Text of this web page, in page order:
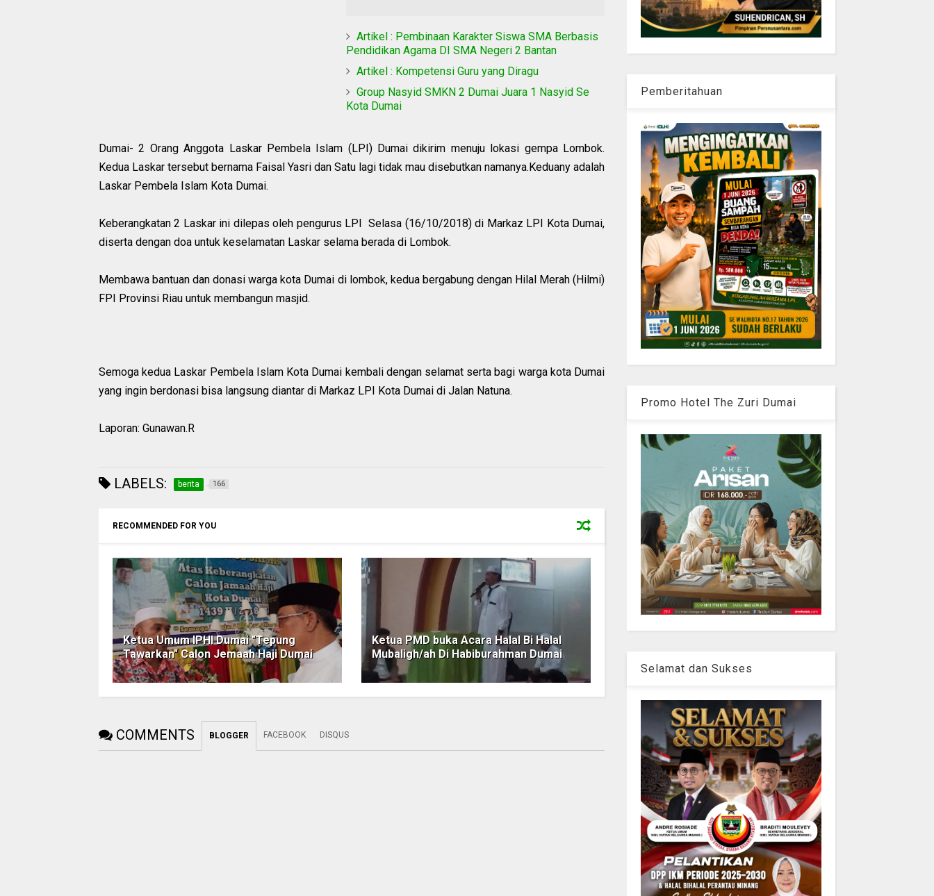
Artikel : Pembinaan Karakter Siswa SMA Berbasis
Pendidikan Agama DI SMA Negeri 2 Bantan
Artikel : Kompetensi Guru yang Diragu
Group Nasyid SMKN 2 Dumai Juara 1 Nasyid Se
Kota Dumai
Dumai- 2 Orang Anggota Laskar Pembela Islam (LPI) Dumai dikirim menuju lokasi gempa Lombok.
Kedua Laskar tersebut bernama Faisal Yasri dan Satu lagi tidak mau disebutkan namanya.Keduany adalah
Laskar Pembela Islam Kota Dumai.
Keberangkatan 2 Laskar ini dilepas oleh pengurus LPI Selasa (16/10/2018) di Markaz LPI Kota Dumai,
diserta dengan doa untuk keselamatan Laskar selama berada di Lombok.
Membawa bantuan dan donasi warga kota Dumai di lombok, kedua bergabung dengan Hilal Merah (Hilmi)
FPI Provinsi Riau untuk membangun masjid.
Semoga kedua Laskar Pembela Islam Kota Dumai kembali dengan selamat serta bagi warga kota Dumai
yang ingin berdonasi bisa langsung diantar di Markaz LPI Kota Dumai di Jalan Natuna.
Laporan: Gunawan.R
LABELS: berita 166
RECOMMENDED FOR YOU
Ketua Umum IPHI Dumai "Tepung
Tawarkan" Calon Jemaah Haji Dumai
Ketua PMD buka Acara Halal Bi Halal
Mubaligh/ah Di Habiburahman Dumai
COMMENTS BLOGGER FACEBOOK DISQUS
Pemberitahuan
Promo Hotel The Zuri Dumai
Selamat dan Sukses